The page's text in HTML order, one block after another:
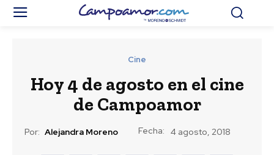
Cine
Hoy 4 de agosto en el cine
de Campoamor
Por: Alejandra Moreno Fecha: 4 agosto, 2018